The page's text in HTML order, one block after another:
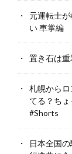
元運転士
い 車掌編
置き石は
札幌から
てる？ち
#Shorts
日本全国